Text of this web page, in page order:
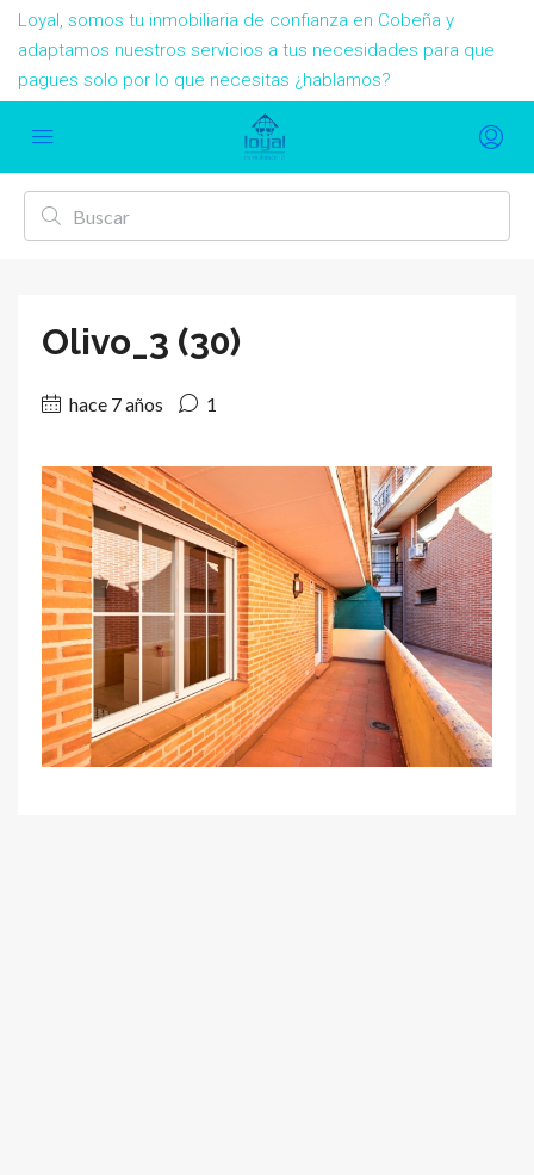
Loyal, somos tu inmobiliaria de confianza en Cobeña y
adaptamos nuestros servicios a tus necesidades para que
pagues solo por lo que necesitas ¿hablamos?
Olivo_3 (30)
hace 7 años 1